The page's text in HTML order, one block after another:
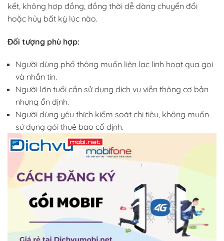
kết, không hợp đồng, đồng thời dễ dàng chuyển đổi
hoặc hủy bất kỳ lúc nào.
Đối tượng phù hợp:
Người dùng phổ thông muốn liên lạc linh hoạt qua gọi
và nhắn tin.
Người lớn tuổi cần sử dụng dịch vụ viễn thông cơ bản
nhưng ổn định.
Người dùng yêu thích kiểm soát chi tiêu, không muốn
sử dụng gói thuê bao cố định.